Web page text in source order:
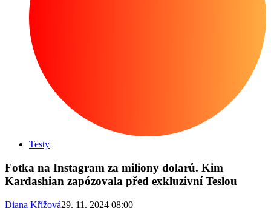
Testy
Fotka na Instagram za miliony dolarů. Kim
Kardashian zapózovala před exkluzivní Teslou
Diana Křížová29. 11. 2024 08:00